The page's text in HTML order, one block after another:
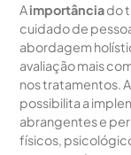
Aimportânciado
cuidado de
abordagem
avaliação mais
nos tratamentos.
possibilita a
abrangentes e
físicos,